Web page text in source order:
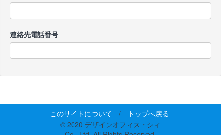
連絡先電話番号
このサイトについて /
トップへ戻る
© 2020 デザインオフィス・シィ